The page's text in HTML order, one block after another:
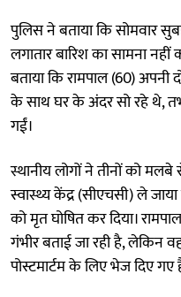
पुलिस ने बताया कि सोमवार
लगातार बारिश का सामना
बताया कि रामपाल (60) अपनी
के साथ घर के अंदर सो रहे थे,
गईं।
स्थानीय लोगों ने तीनों को
स्वास्थ्य केंद्र (सीएचसी) ले
को मृत घोषित कर दिया।
गंभीर बताई जा रही है,
पोस्टमार्टम के लिए भेज दिए गए